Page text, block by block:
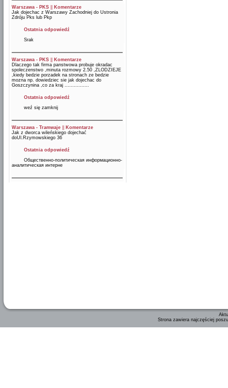
Warszawa - PKS
Komentarze
Jak dojechac z Warszawy Zachodniej do Ustronia
Zdróju Pks lub Pkp
Ostatnia odpowiedź
Srak
Warszawa - PKS
Komentarze
Dlaczego tak firma panstwowa probuje okradac
spoleczenstwo ,minuta rozmowy 2.50 ,ZLODZIEJE
,kiedy bedzie porzadek na stronach ze bedzie
mozna np. dowiedziec sie jak dojechac do
Goszczynina ,co za kraj ................
Ostatnia odpowiedź
weź się zamknij
Warszawa - Tramwaje
Komentarze
Jak z dworca wileńskiego dojechać
doUl.Rzymowskiego 36
Ostatnia odpowiedź
Общественно-политическая информационно-
аналитическая интерне
Strona zawiera najczęściej